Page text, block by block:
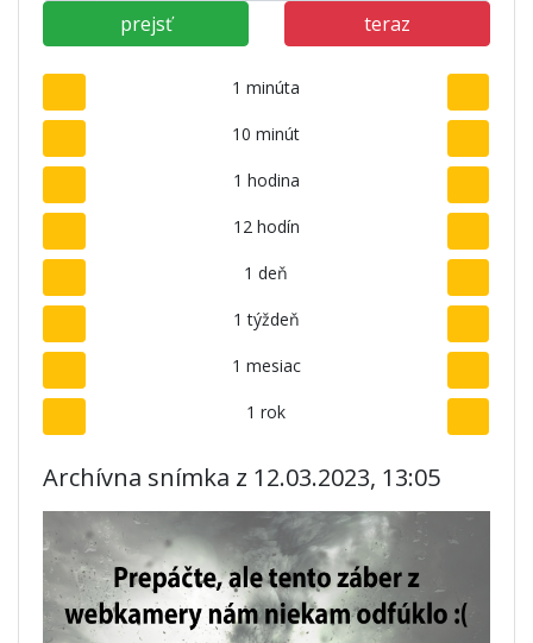
prejsť teraz
1 minúta
10 minút
1 hodina
12 hodín
1 deň
1 týždeň
1 mesiac
1 rok
Archívna snímka z 12.03.2023, 13:05